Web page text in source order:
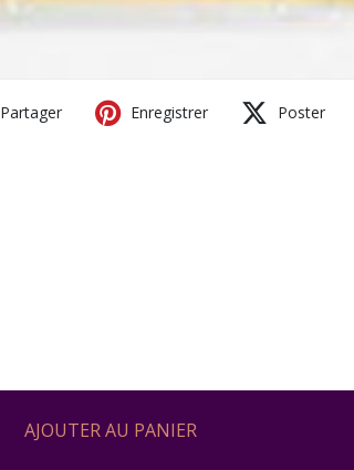
Partager Enregistrer Poster
AJOUTER AU PANIER